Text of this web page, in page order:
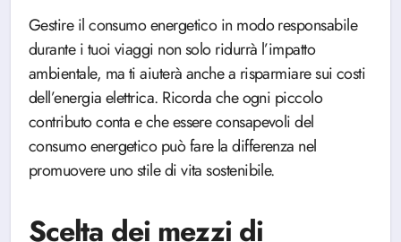
Gestire il consumo energetico in modo responsabile
durante i tuoi viaggi non solo ridurrà l’impatto
ambientale, ma ti aiuterà anche a risparmiare sui costi
dell’energia elettrica. Ricorda che ogni piccolo
contributo conta e che essere consapevoli del
consumo energetico può fare la differenza nel
promuovere uno stile di vita sostenibile.
Scelta dei mezzi di